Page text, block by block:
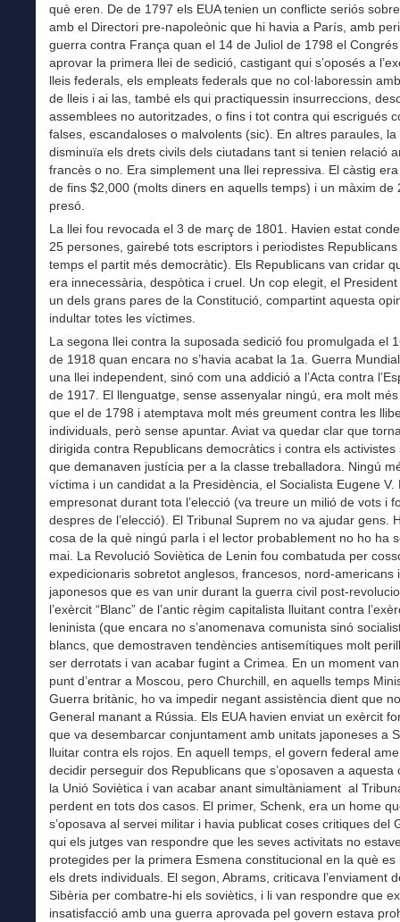
què eren. De de 1797 els EUA tenien un conflicte seriós
amb el Directori pre-napoleònic que hi havia a París, amb
guerra contra França quan el 14 de Juliol de 1798 el
aprovar la primera llei de sedició, castigant qui s’oposés a
lleis federals, els empleats federals que no col·laboressin
de lleis i ai las, també els qui practiquessin insurreccions,
assemblees no autoritzades, o fins i tot contra qui escrigués
falses, escandaloses o malvolents (sic). En altres paraules, la
disminuïa els drets civils dels ciutadans tant si tenien relació
francès o no. Era simplement una llei repressiva. El càstig
de fins $2,000 (molts diners en aquells temps) i un màxim de
presó.
La llei fou revocada el 3 de març de 1801. Havien estat
25 persones, gairebé tots escriptors i periodistes
temps el partit més democràtic). Els Republicans van cridar
era innecessària, despòtica i cruel. Un cop elegit, el
un dels grans pares de la Constitució, compartint aquesta
indultar totes les víctimes.
La segona llei contra la suposada sedició fou promulgada el
de 1918 quan encara no s’havia acabat la 1a. Guerra
una llei independent, sinó com una addició a l’Acta contra
de 1917. El llenguatge, sense assenyalar ningú, era molt
que el de 1798 i atemptava molt més greument contra les
individuals, però sense apuntar. Aviat va quedar clar que
dirigida contra Republicans democràtics i contra els activistes
que demanaven justícia per a la classe treballadora. Ningú
víctima i un candidat a la Presidència, el Socialista Eugene V.
empresonat durant tota l’elecció (va treure un milió de vots i
despres de l’elecció). El Tribunal Suprem no va ajudar gens.
cosa de la què ningú parla i el lector probablement no ho ha
mai. La Revolució Soviètica de Lenin fou combatuda per
expedicionaris sobretot anglesos, francesos, nord-americans i
japonesos que es van unir durant la guerra civil post-
l’exèrcit “Blanc” de l’antic règim capitalista lluitant contra
leninista (que encara no s’anomenava comunista sinó
blancs, que demostraven tendències antisemítiques molt
ser derrotats i van acabar fugint a Crimea. En un moment
punt d’entrar a Moscou, pero Churchill, en aquells temps
Guerra britànic, ho va impedir negant assistència dient que
General manant a Rússia. Els EUA havien enviat un exèrcit
que va desembarcar conjuntament amb unitats japoneses a
lluitar contra els rojos. En aquell temps, el govern federal
decidir perseguir dos Republicans que s’oposaven a aquesta
la Unió Soviètica i van acabar anant simultàniament al
perdent en tots dos casos. El primer, Schenk, era un home
s’oposava al servei militar i havia publicat coses critiques del
qui els jutges van respondre que les seves activitats no
protegides per la primera Esmena constitucional en la què es
els drets individuals. El segon, Abrams, criticava l’enviament
Sibèria per combatre-hi els soviètics, i li van respondre que
insatisfacció amb una guerra aprovada pel govern estava